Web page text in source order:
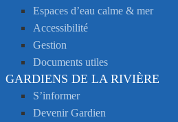
Espaces d’eau calme & mer
Accessibilité
Gestion
Documents utiles
GARDIENS DE LA RIVIÈRE
S’informer
Devenir Gardien